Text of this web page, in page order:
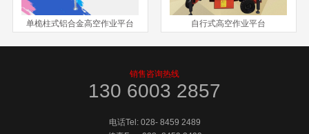
单桅柱式铝合金高空作业平台 自行式高空作业平台
销售咨询热线
130 6003 2857
电话Tel: 028- 8459 2489